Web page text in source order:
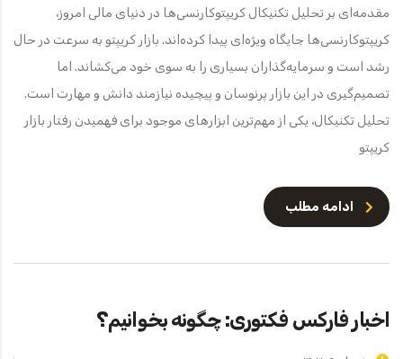
مقدمه‌ای بر تحلیل تکنیکال کریپتوکارنسی‌ها در دنیای مالی امروز،
کریپتوکارنسی‌ها جایگاه ویژه‌ای پیدا کرده‌اند. بازار کریپتو به سرعت در حال
رشد است و سرمایه‌گذاران بسیاری را به سوی خود می‌کشاند. اما
تصمیم‌گیری در این بازار پرنوسان و پیچیده نیازمند دانش و مهارت است.
تحلیل تکنیکال، یکی از مهم‌ترین ابزارهای موجود برای فهمیدن رفتار بازار
کریپتو
ادامه مطلب
اخبار فارکس فکتوری: چگونه بخوانیم؟